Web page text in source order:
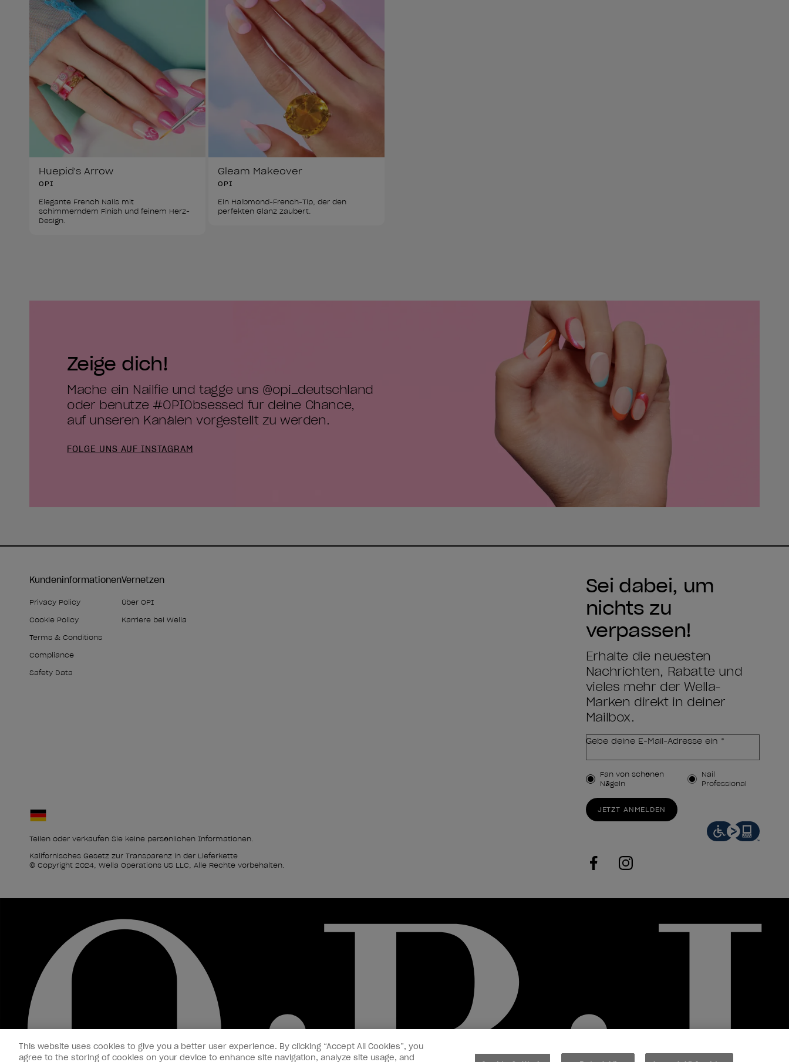
Huepid's Arrow
OPI
Elegante French Nails mit
schimmerndem Finish und feinem Herz-
Design.
Gleam Makeover
OPI
Ein Halbmond-French-Tip, der den
perfekten Glanz zaubert.
Zeige dich!
Mache ein Nailfie und tagge uns @opi_deutschland
oder benutze #OPIObsessed für deine Chance,
auf unseren Kanälen vorgestellt zu werden.
FOLGE UNS AUF INSTAGRAM
Kundeninformationen
Privacy Policy
Cookie Policy
Terms & Conditions
Compliance
Safety Data
Vernetzen
Über OPI
Karriere bei Wella
Teilen oder verkaufen Sie keine persönlichen Informationen.
Kalifornisches Gesetz zur Transparenz in der Lieferkette
© Copyright 2024, Wella Operations US LLC, Alle Rechte vorbehalten.
Sei dabei, um
nichts zu
verpassen!
Erhalte die neuesten
Nachrichten, Rabatte und
vieles mehr der Wella-
Marken direkt in deiner
Mailbox.
Gebe deine E-Mail-Adresse ein *
Kundenart
Fan von schönen
Nägeln
Nail
Professional
JETZT ANMELDEN
This website uses cookies to give you a better user experience. By clicking “Accept All Cookies”, you
agree to the storing of cookies on your device to enhance site navigation, analyze site usage, and